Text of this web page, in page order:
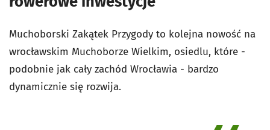
Muchoborski Zakątek Przygody to kolejna nowość na
wrocławskim Muchoborze Wielkim, osiedlu, które -
podobnie jak cały zachód Wrocławia - bardzo
dynamicznie się rozwija.